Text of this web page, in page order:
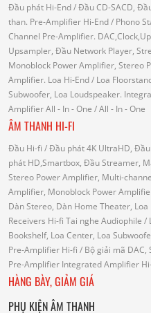
Đầu phát Hi-End/ Đầu CD-SACD,
than. Pre-Amplifier Hi-End/ Phono
Channel Pre-Amplifier.
Upsampler, Đầu Network Player,
Monoblock Power Amplifier, Stereo
Amplifier. Loa Hi-End/ Loa
Subwoofer, Loa Loudspeaker.
AmplifierAll - In - One / All - In - One
ÂM THANH HI-FI
Đầu Hi-fi / Đầu phát 4K UltraHD,
phát HD,Smartbox, Đầu Streamer,
Stereo Power Amplifier, Multi-
Amplifier, Monoblock Power
Dàn Stereo, Dàn Home Theater, Loa
Receivers Hi-fi Tai nghe Audiophile /
Bookshelf, Loa Center, Loa
Pre-Amplifier Hi-fi / Bộ giải mã
Pre-Amplifier Integrated Amplifier
HÀNG BÀY, GIẢM GIÁ
PHỤ KIỆN ÂM THANH